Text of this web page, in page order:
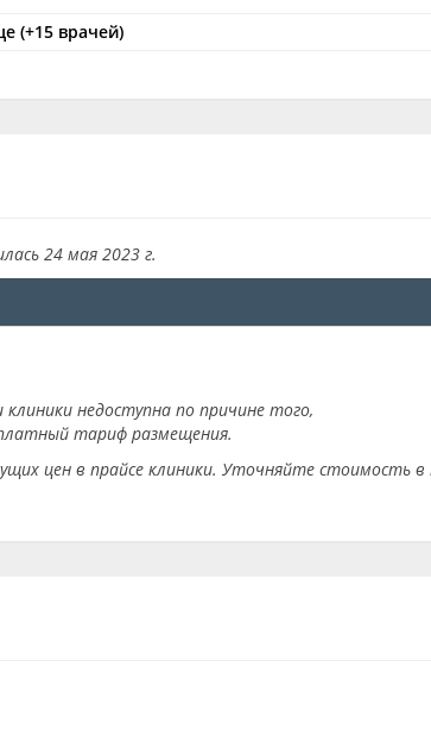
(+15 врачей)
24 мая 2023 г.
клиники недоступна по причине того,
тариф размещения.
цен в прайсе клиники. Уточняйте стоимость в